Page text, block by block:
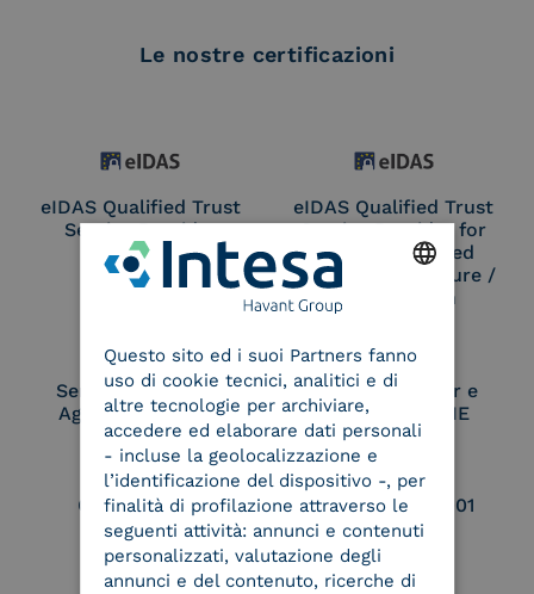
Le nostre certificazioni
eIDAS Qualified Trust
Service Provider
eIDAS Qualified Trust
Service Provider for
Remote Qualified
Electronic Signature /
Seal Creation
Service Provider e
Aggregatore SPID
Service Provider e
Aggregatore CIE
Conservatore
qualificato
UNI EN ISO 37001
ITALIAN
Questo sito ed i suoi Partners fanno
uso di cookie tecnici, analitici e di
altre tecnologie per archiviare,
accedere ed elaborare dati personali
- incluse la geolocalizzazione e
l’identificazione del dispositivo -, per
finalità di profilazione attraverso le
seguenti attività: annunci e contenuti
personalizzati, valutazione degli
annunci e del contenuto, ricerche di